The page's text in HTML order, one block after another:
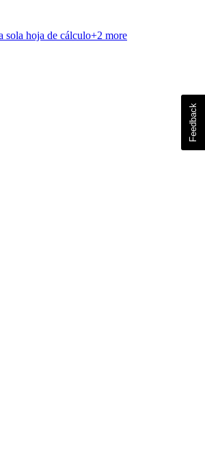
sola hoja de cálculo+2 more